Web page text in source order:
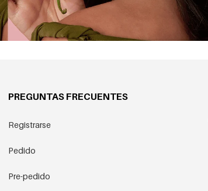
PREGUNTAS FRECUENTES
Registrarse
Pedido
Pre-pedido